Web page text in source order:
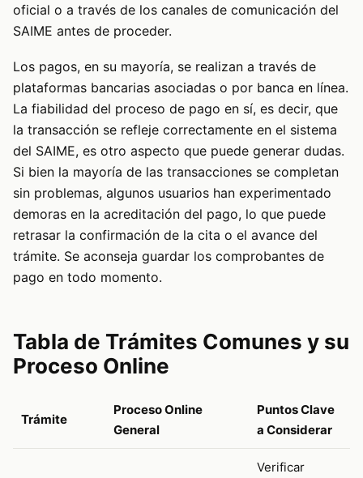
oficial o a través de los canales de comunicación del
SAIME antes de proceder.
Los pagos, en su mayoría, se realizan a través de
plataformas bancarias asociadas o por banca en línea.
La fiabilidad del proceso de pago en sí, es decir, que
la transacción se refleje correctamente en el sistema
del SAIME, es otro aspecto que puede generar dudas.
Si bien la mayoría de las transacciones se completan
sin problemas, algunos usuarios han experimentado
demoras en la acreditación del pago, lo que puede
retrasar la confirmación de la cita o el avance del
trámite. Se aconseja guardar los comprobantes de
pago en todo momento.
Tabla de Trámites Comunes y su
Proceso Online
Trámite
Proceso Online
General
Puntos Clave
a Considerar
Verificar